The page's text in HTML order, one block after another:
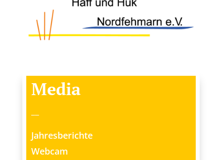
Media
Jahresberichte
Webcam